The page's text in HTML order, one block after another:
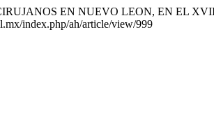
EN NUEVO LEON, EN EL
index.php/ah/article/view/999